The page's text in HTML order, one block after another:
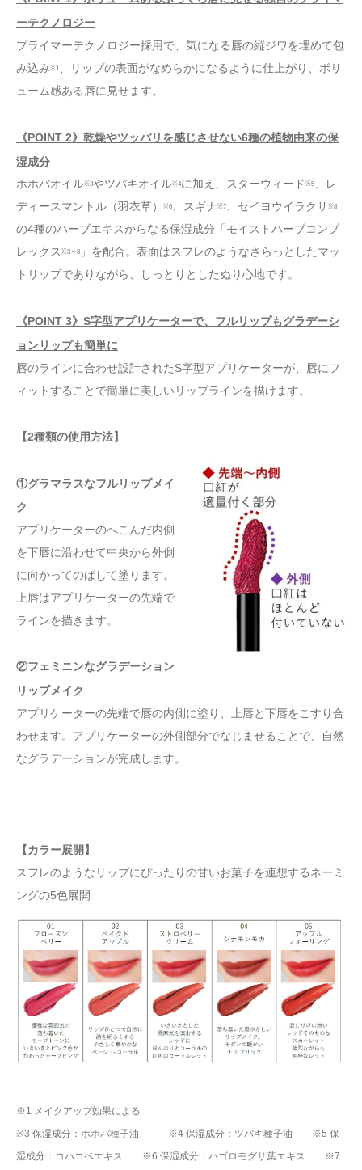
ーテクノロジー
プライマーテクノロジー採用で、気になる唇の縦ジワを埋めて包
み込み※1
、リップの表面がなめらかになるように仕上がり、ボリ
ューム感ある唇に見せます。
《POINT 2》乾燥やツッパリを感じさせない6種の植物由来の保
湿成分
ホホバオイル※3やツバキオイル※4に加え、スターウィード ※5 、レ
ディースマントル（羽衣草）
※6 、スギナ※7 、セイヨウイラクサ※8
の4種のハーブエキスからなる保湿成分「モイストハーブコンプ
レックス ※3～8 」を配合。表面はスフレのようなさらっとしたマッ
トリップでありながら、しっとりとしたぬり心地です。
《POINT 3》S字型アプリケーターで、フルリップもグラデーシ
ョンリップも簡単に
唇のラインに合わせ設計されたS字型アプリケーターが、唇にフ
ィットすることで簡単に美しいリップラインを描けます。
【2種類の使用方法】
①グラマラスなフルリップメイ
ク
アプリケーターのへこんだ内側
を下唇に沿わせて中央から外側
に向かってのばして塗ります。
上唇はアプリケーターの先端で
ラインを描きます。
②フェミニンなグラデーション
リップメイク
アプリケーターの先端で唇の内側に塗り、上唇と下唇をこすり合
わせます。アプリケーターの外側部分でなじませることで、自然
なグラデーションが完成します。
【カラー展開】
スフレのようなリップにぴったりの甘いお菓子を連想するネーミ
ングの5色展開
※1 メイクアップ効果による
※3 保湿成分：ホホバ種子油 ※4 保湿成分：ツバキ種子油 ※5 保
湿成分：コハコベエキス ※6 保湿成分：ハゴロモグサ葉エキス ※7